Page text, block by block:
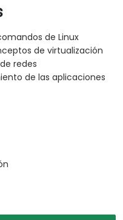
de Linux
de virtualización
redes
de las aplicaciones